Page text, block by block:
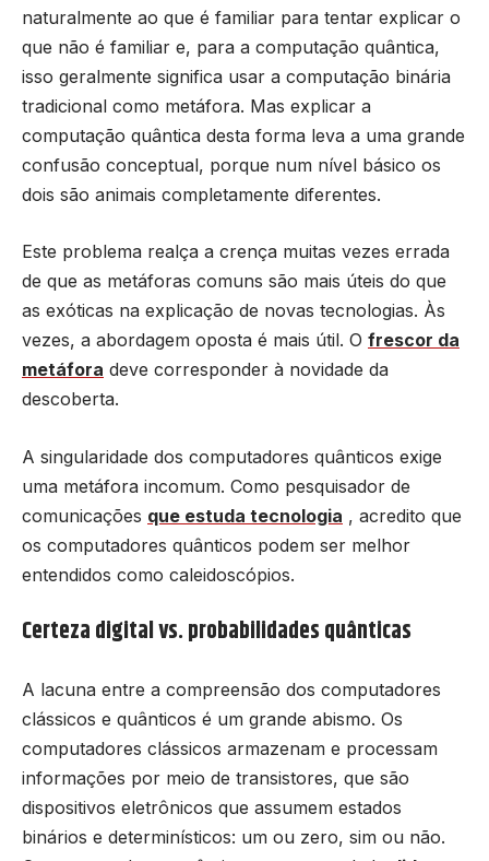
naturalmente ao que é familiar para tentar explicar o
que não é familiar e, para a computação quântica,
isso geralmente significa usar a computação binária
tradicional como metáfora. Mas explicar a
computação quântica desta forma leva a uma grande
confusão conceptual, porque num nível básico os
dois são animais completamente diferentes.
Este problema realça a crença muitas vezes errada
de que as metáforas comuns são mais úteis do que
as exóticas na explicação de novas tecnologias. Às
vezes, a abordagem oposta é mais útil. O frescor da
metáfora deve corresponder à novidade da
descoberta.
A singularidade dos computadores quânticos exige
uma metáfora incomum. Como pesquisador de
comunicações que estuda tecnologia , acredito que
os computadores quânticos podem ser melhor
entendidos como caleidoscópios.
Certeza digital vs. probabilidades quânticas
A lacuna entre a compreensão dos computadores
clássicos e quânticos é um grande abismo. Os
computadores clássicos armazenam e processam
informações por meio de transistores, que são
dispositivos eletrônicos que assumem estados
binários e determinísticos: um ou zero, sim ou não.